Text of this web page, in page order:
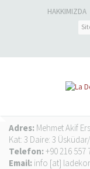
HAKKIMIZDA
Adres: Mehmet Akif
Kat: 3 Daire: 3
Telefon: +90 216 557
Email: info [at]